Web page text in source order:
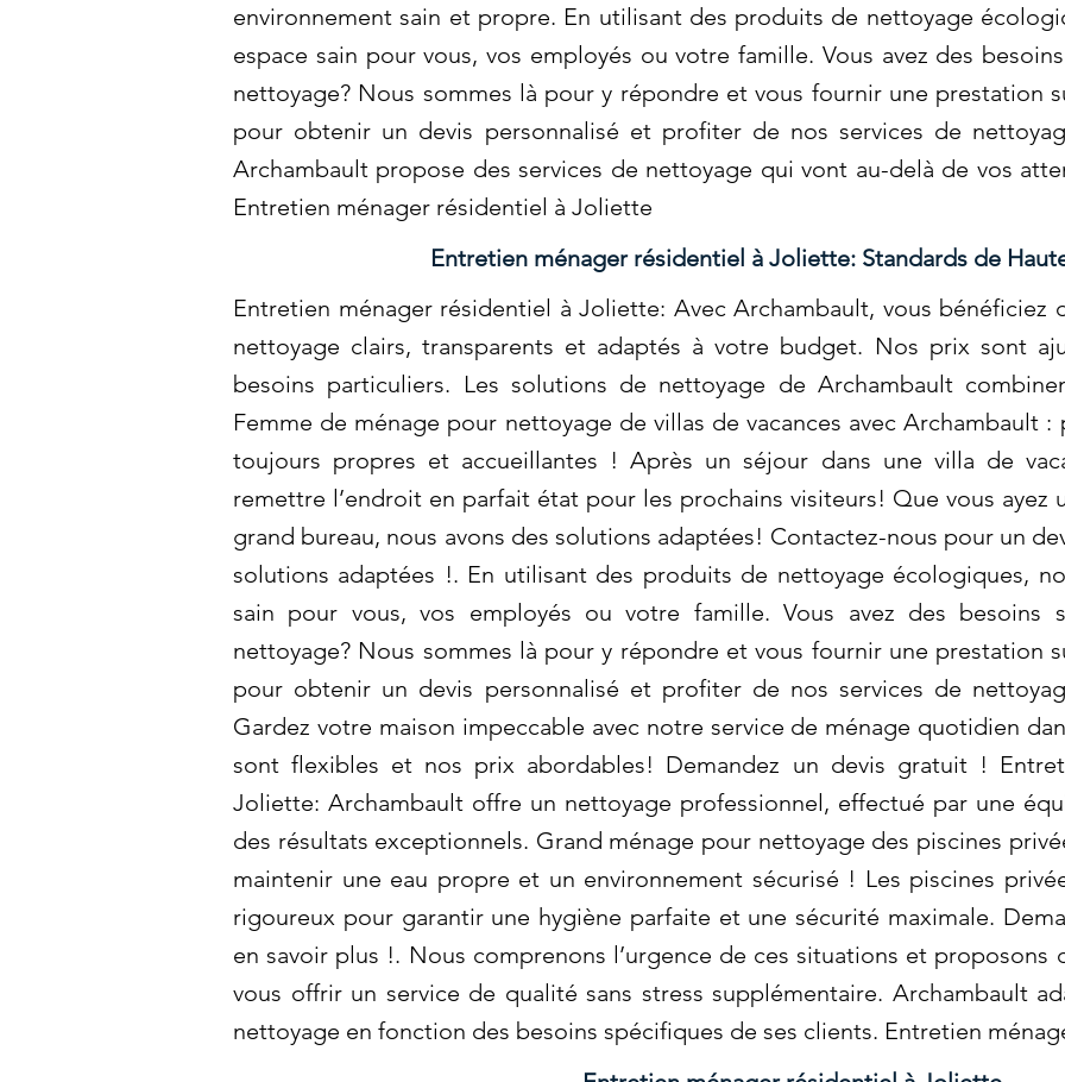
environnement sain et propre. En utilisant des produits de nettoyage
espace sain pour vous, vos employés ou votre famille. Vous avez des
nettoyage? Nous sommes là pour y répondre et vous fournir une prestation
pour obtenir un devis personnalisé et profiter de nos services de
Archambault propose des services de nettoyage qui vont au-delà de vos
Entretien ménager résidentiel à Joliette
Entretien ménager résidentiel à Joliette: Standards de
Entretien ménager résidentiel à Joliette: Avec Archambault, vous bénéficiez
nettoyage clairs, transparents et adaptés à votre budget. Nos prix sont
besoins particuliers. Les solutions de nettoyage de Archambault
Femme de ménage pour nettoyage de villas de vacances avec Archambault :
toujours propres et accueillantes ! Après un séjour dans une villa de
remettre l’endroit en parfait état pour les prochains visiteurs! Que vous
grand bureau, nous avons des solutions adaptées! Contactez-nous pour un
solutions adaptées !. En utilisant des produits de nettoyage écologiques,
sain pour vous, vos employés ou votre famille. Vous avez des besoins
nettoyage? Nous sommes là pour y répondre et vous fournir une prestation
pour obtenir un devis personnalisé et profiter de nos services de
Gardez votre maison impeccable avec notre service de ménage quotidien
sont flexibles et nos prix abordables! Demandez un devis gratuit !
Joliette: Archambault offre un nettoyage professionnel, effectué par une
des résultats exceptionnels. Grand ménage pour nettoyage des piscines
maintenir une eau propre et un environnement sécurisé ! Les piscines
rigoureux pour garantir une hygiène parfaite et une sécurité maximale.
en savoir plus !. Nous comprenons l’urgence de ces situations et proposons
vous offrir un service de qualité sans stress supplémentaire. Archambault
nettoyage en fonction des besoins spécifiques de ses clients. Entretien